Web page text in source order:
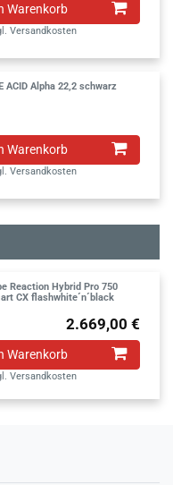
Warenkorb
Versandkosten
ACID Alpha 22,2 schwarz
Warenkorb
Versandkosten
Reaction Hybrid Pro 750
CX flashwhite´n´black
2.669,00 €
Warenkorb
Versandkosten